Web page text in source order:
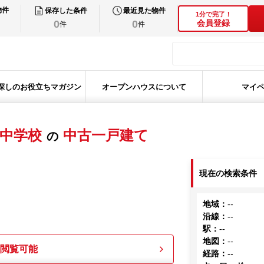
件 保存した条件
0件
最近見た物件
0件
1分で完了！
会員登録
しのお役立ちマガジン オープンハウスについて マイ
学校 の 中古一戸建て
覧可能
現在の検索条件
地域 ：--
沿線 ：--
駅 ：--
地図 ：--
経路 ：--